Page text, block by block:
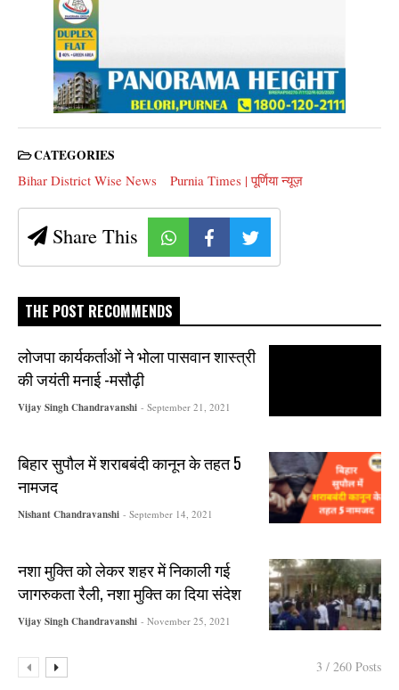
CATEGORIES
Bihar District Wise News
Purnia Times | पूर्णिया न्यूज़
Share This
THE POST RECOMMENDS
लोजपा कार्यकर्ताओं ने भोला पासवान शास्त्री
की जयंती मनाई -मसौढ़ी
Vijay Singh Chandravanshi - September 21, 2021
बिहार सुपौल में शराबबंदी कानून के तहत 5
नामजद
Nishant Chandravanshi - September 14, 2021
नशा मुक्ति को लेकर शहर में निकाली गई
जागरुकता रैली, नशा मुक्ति का दिया संदेश
Vijay Singh Chandravanshi - November 25, 2021
3 / 260 Posts